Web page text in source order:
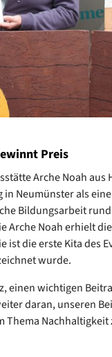
Preis
Arche Noah
in Neumünster als
Bildungsarbeit
Arche Noah erhielt
ist die erste Kita des
wurde.
einen wichtigen
daran, unseren